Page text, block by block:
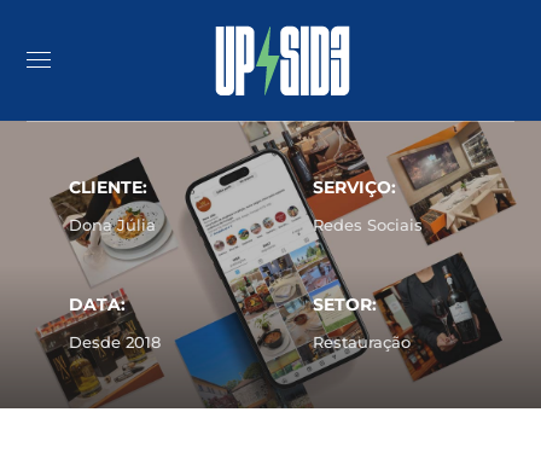
CLIENTE:
Dona Júlia
SERVIÇO:
Redes Sociais
DATA:
Desde 2018
SETOR:
Restauração